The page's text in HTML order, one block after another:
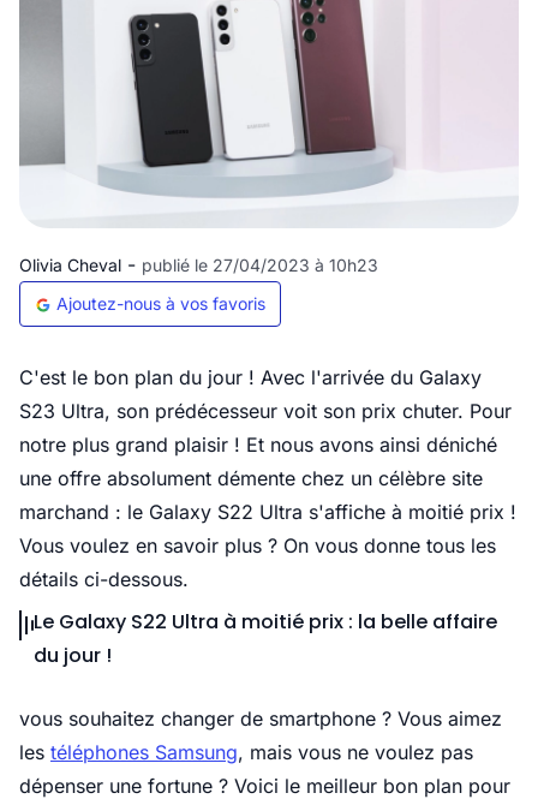
Olivia Cheval - publié le 27/04/2023 à 10h23
Ajoutez-nous à vos favoris
C'est le bon plan du jour ! Avec l'arrivée du Galaxy
S23 Ultra, son prédécesseur voit son prix chuter. Pour
notre plus grand plaisir ! Et nous avons ainsi déniché
une offre absolument démente chez un célèbre site
marchand : le Galaxy S22 Ultra s'affiche à moitié prix !
Vous voulez en savoir plus ? On vous donne tous les
détails ci-dessous.
Le Galaxy S22 Ultra à moitié prix : la belle affaire
du jour !
vous souhaitez changer de smartphone ? Vous aimez
les téléphones Samsung, mais vous ne voulez pas
dépenser une fortune ? Voici le meilleur bon plan pour